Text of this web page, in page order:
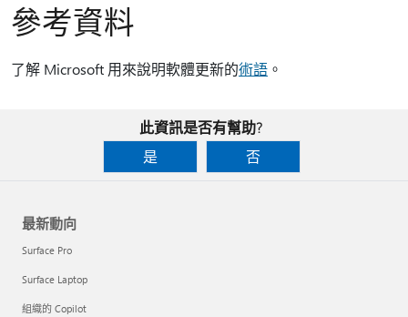
參考資料
了解 Microsoft 用來說明軟體更新的術語 。
此資訊是否有幫助?
是
否
最新動向
Surface Pro
Surface Laptop
組織的 Copilot